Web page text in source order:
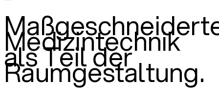
Medizintechnik
als Teil der
Raumgestaltung.